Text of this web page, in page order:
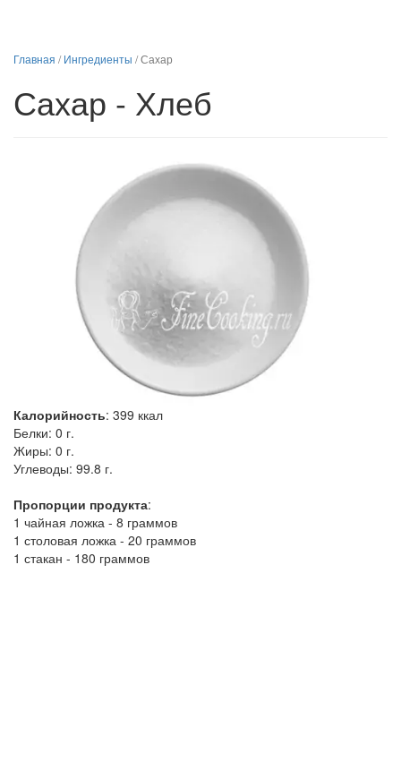
Главная /Ингредиенты /Сахар
Сахар - Хлеб
Калорийность: 399 ккал
Белки: 0 г.
Жиры: 0 г.
Углеводы: 99.8 г.
Пропорции продукта:
1 чайная ложка - 8 граммов
1 столовая ложка - 20 граммов
1 стакан - 180 граммов